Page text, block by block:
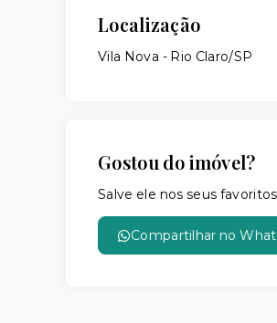
Localização
Vila Nova - Rio Claro/SP
Gostou do imóvel?
Salve ele nos seus
Compartilhar no